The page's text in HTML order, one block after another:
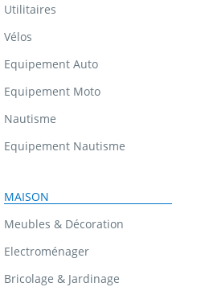
Utilitaires
Vélos
Equipement Auto
Equipement Moto
Nautisme
Equipement Nautisme
MAISON
Meubles & Décoration
Electroménager
Bricolage & Jardinage